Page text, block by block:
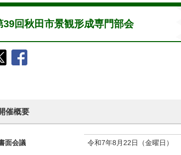
39回秋田市景観形成専門部会
催概要
面会議 令和7年8月22日（金曜日）